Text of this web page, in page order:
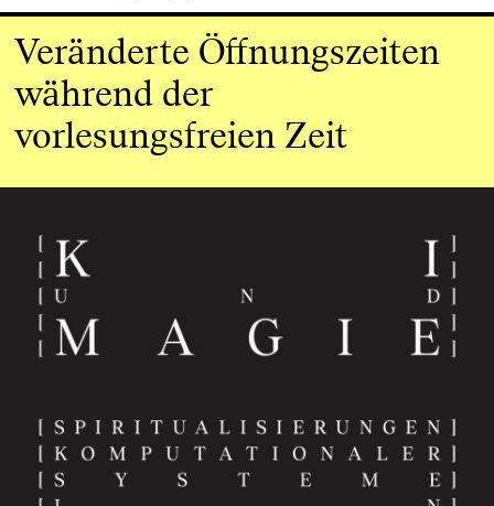
Veränderte Öffnungszeiten
während der
vorlesungsfreien Zeit